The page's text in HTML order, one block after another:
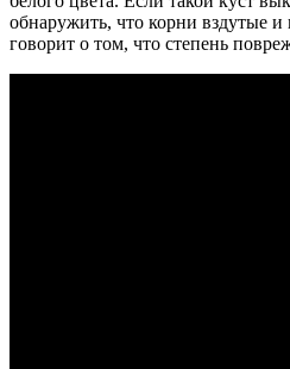
обнаружить, что корни вздутые
говорит о том, что степень